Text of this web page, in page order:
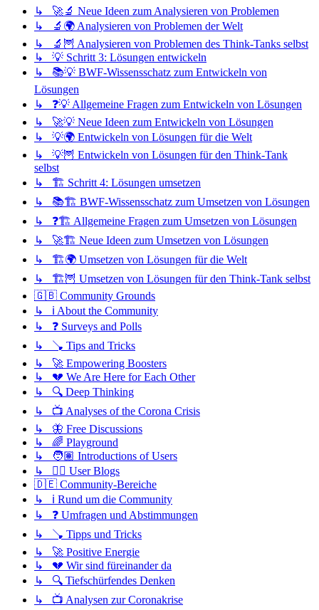
↳ 🚀🔬 Neue Ideen zum Analysieren von Problemen
↳ 🔬🌍 Analysieren von Problemen der Welt
↳ 🔬🦉 Analysieren von Problemen des Think-Tanks selbst
↳ 💡 Schritt 3: Lösungen entwickeln
↳ 📚💡 BWF-Wissensschatz zum Entwickeln von
Lösungen
↳ ❓💡 Allgemeine Fragen zum Entwickeln von Lösungen
↳ 🚀💡 Neue Ideen zum Entwickeln von Lösungen
↳ 💡🌍 Entwickeln von Lösungen für die Welt
↳ 💡🦉 Entwickeln von Lösungen für den Think-Tank
selbst
↳ 🏗️ Schritt 4: Lösungen umsetzen
↳ 📚🏗️ BWF-Wissensschatz zum Umsetzen von Lösungen
↳ ❓🏗️ Allgemeine Fragen zum Umsetzen von Lösungen
↳ 🚀🏗️ Neue Ideen zum Umsetzen von Lösungen
↳ 🏗️🌍 Umsetzen von Lösungen für die Welt
↳ 🏗️🦉 Umsetzen von Lösungen für den Think-Tank selbst
🇬🇧 Community Grounds
↳ ℹ️ About the Community
↳ ❓ Surveys and Polls
↳ 🪠 Tips and Tricks
↳ 🚀 Empowering Boosters
↳ 💔 We Are Here for Each Other
↳ 🔍 Deep Thinking
↳ 📺 Analyses of the Corona Crisis
↳ 🦋 Free Discussions
↳ 🌈 Playground
↳ 🧑🏽 Introductions of Users
↳ ✍🏽 User Blogs
🇩🇪 Community-Bereiche
↳ ℹ️ Rund um die Community
↳ ❓ Umfragen und Abstimmungen
↳ 🪠 Tipps und Tricks
↳ 🚀 Positive Energie
↳ 💔 Wir sind füreinander da
↳ 🔍 Tiefschürfendes Denken
↳ 📺 Analysen zur Coronakrise